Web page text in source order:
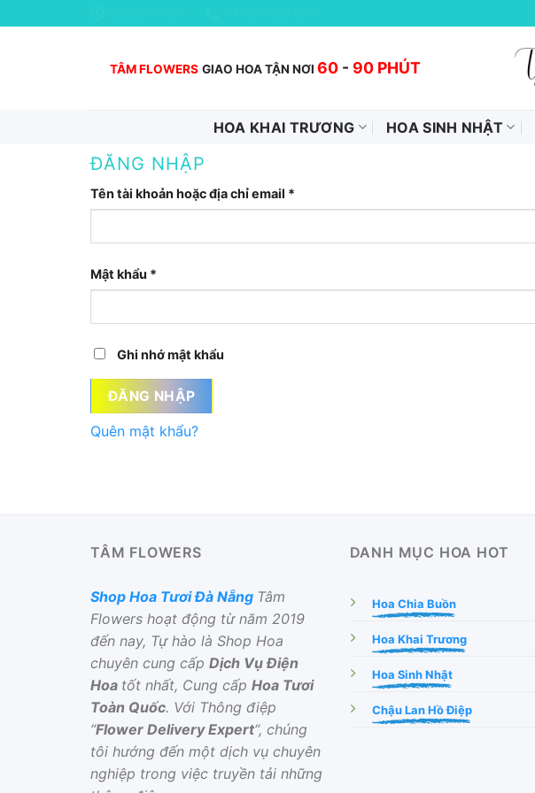
đến
TÂM FLOWERS GIAO HOA TẬN NƠI 60 - 90 PHÚT
HOA KHAI TRƯƠNG HOA SINH NHẬT
ĐĂNG NHẬP
Tên tài khoản hoặc địa chỉ email *
Mật khẩu *
Ghi nhớ mật khẩu
ĐĂNG NHẬP
Quên mật khẩu?
TÂM FLOWERS
Shop Hoa Tươi Đà Nẵng Tâm
Flowers hoạt động từ năm 2019
đến nay, Tự hào là Shop Hoa
chuyên cung cấp Dịch Vụ Điện
Hoa tốt nhất, Cung cấp Hoa Tươi
Toàn Quốc. Với Thông điệp
“Flower Delivery Expert“, chúng
tôi hướng đến một dịch vụ chuyên
nghiệp trong việc truyền tải những
DANH MỤC HOA HOT
Hoa Chia Buồn
Hoa Khai Trương
Hoa Sinh Nhật
Chậu Lan Hồ Điệp